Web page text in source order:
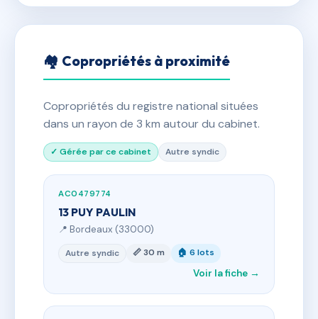
🏘 Copropriétés à proximité
Copropriétés du registre national situées
dans un rayon de 3 km autour du cabinet.
✓ Gérée par ce cabinet Autre syndic
AC0479774
13 PUY PAULIN
📍 Bordeaux (33000)
Autre syndic 📏 30 m 🏠 6 lots
Voir la fiche →